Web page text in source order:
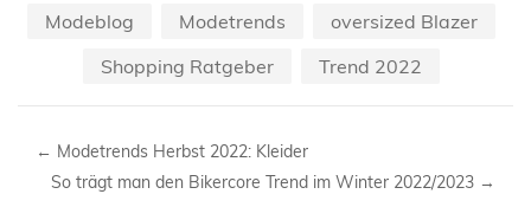
Modeblog
Modetrends
oversized Blazer
Shopping Ratgeber
Trend 2022
← Modetrends Herbst 2022: Kleider
So trägt man den Bikercore Trend im Winter 2022/2023 →